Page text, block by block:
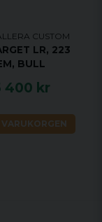
CUSTOM
LR, 223
BULL
400 kr